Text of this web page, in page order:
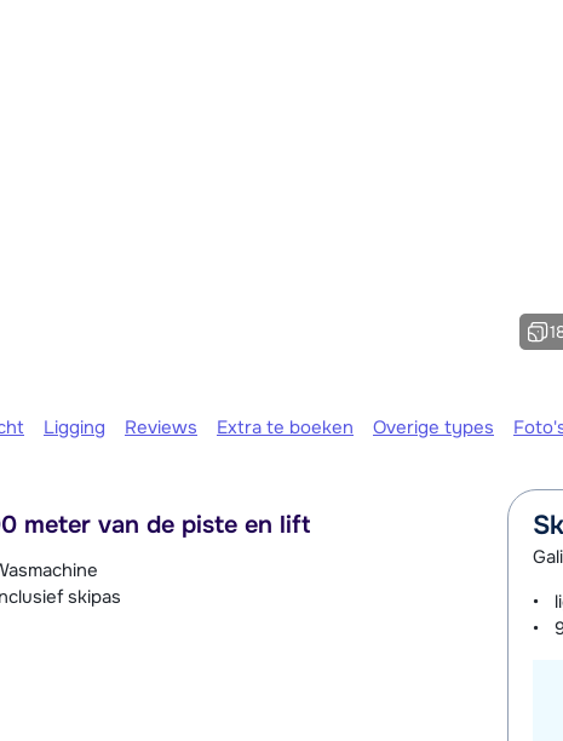
Ligging Reviews Extra te boeken Overige types
meter van de piste en lift
skipas